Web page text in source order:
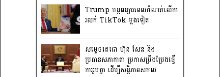
Trump បន្តពន្យារពេលកំណត់លើកា
រលក់ TikTok ម្តងទៀត
សម្តេចតេជោ ហ៊ុន សែន និង
ប្រធានសភាកាតា ប្រកាសប្រឹងប្រែងធ្វើ
ការ​រួមគ្នា ដើម្បីសន្តិភាពសកល